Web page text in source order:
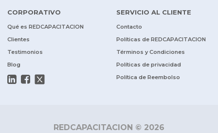
CORPORATIVO
Qué es REDCAPACITACION
Clientes
Testimonios
Blog
SERVICIO AL CLIENTE
Contacto
Políticas de REDCAPACITACION
Términos y Condiciones
Políticas de privacidad
Política de Reembolso
REDCAPACITACION © 2026